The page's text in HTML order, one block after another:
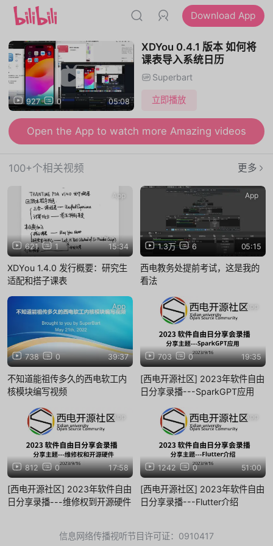
Download App
927 0 05:08
XDYou 0.4.1 版本 如何将
课表导入系统日历
Superbart
立即播放
Open the App to watch more Amazing videos
100+个相关视频 更多
621 1 15:34
App
XDYou 1.4.0 发行概要：研究生
适配和搭子课表
1.3万 6 05:15
App
西电教务处提前考试，这是我的
看法
738 0 39:37
App
不知道能祖传多久的西电软工内
核模块编写视频
703 0 19:35
App
[西电开源社区] 2023年软件自由
日分享录播---SparkGPT应用
812 0 17:58
App
[西电开源社区] 2023年软件自由
日分享录播---维修权到开源硬件
1242 0 51:00
App
[西电开源社区] 2023年软件自由
日分享录播---Flutter介绍
信息网络传播视听节目许可证：0910417